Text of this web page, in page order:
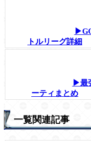
トルリーグ詳細
▶最
ーティまとめ
一覧関連記事